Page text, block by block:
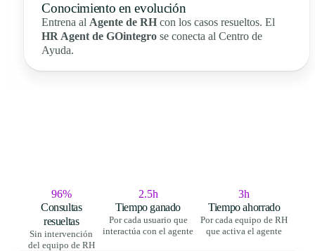
Conocimiento en evolución
Entrena al Agente de RH con los casos resueltos. El
HR Agent de GOintegro se conecta al Centro de
Ayuda.
96%
Consultas
resueltas
Sin intervención
del equipo de RH
2.5h
Tiempo ganado
Por cada usuario que
interactúa con el agente
3h
Tiempo ahorrado
Por cada equipo de RH
que activa el agente